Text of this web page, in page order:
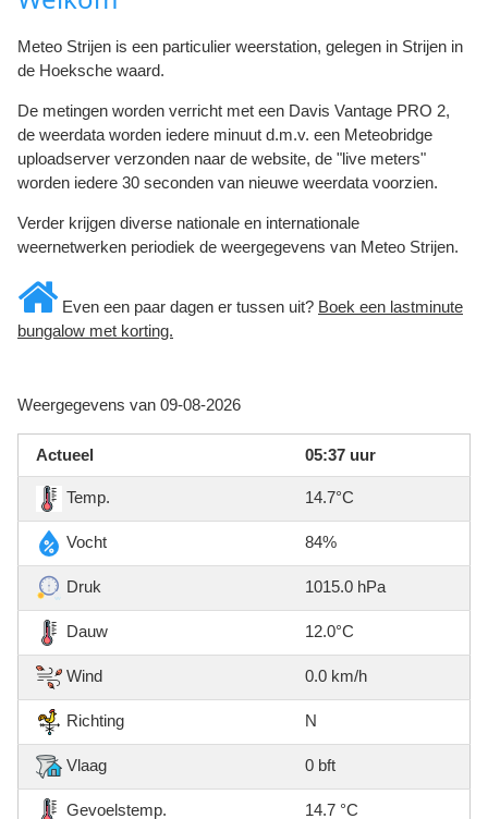
Meteo Strijen is een particulier weerstation, gelegen in Strijen in
de Hoeksche waard.
De metingen worden verricht met een Davis Vantage PRO 2,
de weerdata worden iedere minuut d.m.v. een Meteobridge
uploadserver verzonden naar de website, de "live meters"
worden iedere 30 seconden van nieuwe weerdata voorzien.
Verder krijgen diverse nationale en internationale
weernetwerken periodiek de weergegevens van Meteo Strijen.
Even een paar dagen er tussen uit? Boek een lastminute
bungalow met korting.
Weergegevens van 09-08-2026
Actueel 05:37 uur
Temp. 14.7°C
Vocht 84%
Druk 1015.0 hPa
Dauw 12.0°C
Wind 0.0 km/h
Richting N
Vlaag 0 bft
Gevoelstemp. 14.7 °C